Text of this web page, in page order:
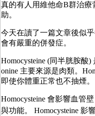
真的有人用維他命B群治
助。
今天在讀了一篇文章後似
會有嚴重的併發症。
Homocysteine (同半胱胺酸
onine 主要來源是肉類。
即使你體重正常也不抽煙。
Homocysteine 會影響血管
與功能。 Homocysteine 影